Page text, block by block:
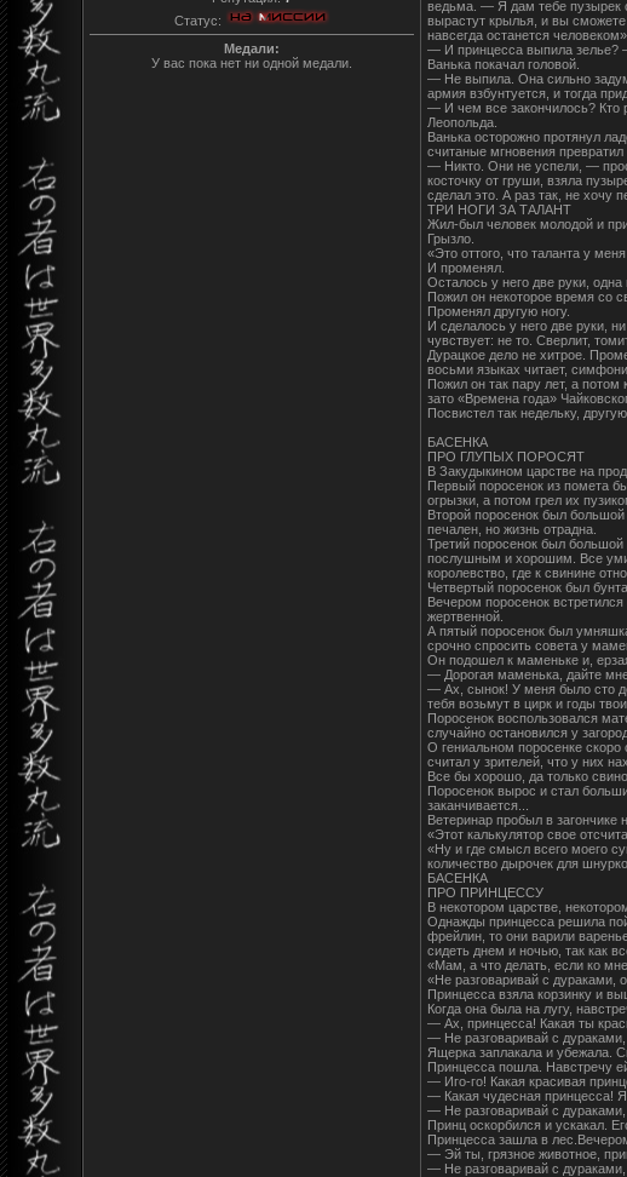
Статус:
Медали:
У вас пока нет ни одной медали.
ведьма. — Я дам тебе пузырек
вырастут крылья, и вы сможете
навсегда останется человеком».
— И принцесса выпила зелье?
Ванька покачал головой.
— Не выпила. Она сильно
армия взбунтуется, и тогда
— И чем все закончилось? Кто
Леопольда.
Ванька осторожно протянул
считаные мгновения
— Никто. Они не успели, —
косточку от груши, взяла
сделал это. А раз так, не хочу
ТРИ НОГИ ЗА ТАЛАНТ
Жил-был человек молодой и
Грызло.
«Это оттого, что таланта у
И променял.
Осталось у него две руки, одна
Пожил он некоторое время со
Променял другую ногу.
И сделалось у него две руки,
чувствует: не то. Сверлит,
Дурацкое дело не хитрое.
восьми языках читает,
Пожил он так пару лет, а
зато «Времена года»
Посвистел так недельку,
БАСЕНКА
ПРО ГЛУПЫХ ПОРОСЯТ
В Закудыкином царстве на
Первый поросенок из помета
огрызки, а потом грел их
Второй поросенок был
печален, но жизнь отрадна.
Третий поросенок был
послушным и хорошим. Все
королевство, где к свинине
Четвертый поросенок был
Вечером поросенок
жертвенной.
А пятый поросенок был
срочно спросить совета у
Он подошел к маменьке и,
— Дорогая маменька, дайте мне
— Ах, сынок! У меня было сто
тебя возьмут в цирк и годы
Поросенок воспользовался
случайно остановился у
О гениальном поросенке скоро
считал у зрителей, что у них
Все бы хорошо, да только
Поросенок вырос и стал
заканчивается...
Ветеринар пробыл в загончике
«Этот калькулятор свое
«Ну и где смысл всего моего
количество дырочек для
БАСЕНКА
ПРО ПРИНЦЕССУ
В некотором царстве,
Однажды принцесса решила
фрейлин, то они варили
сидеть днем и ночью, так как
«Мам, а что делать, если ко
«Не разговаривай с дураками,
Принцесса взяла корзинку и
Когда она была на лугу,
— Ах, принцесса! Какая ты
— Не разговаривай с
Ящерка заплакала и убежала.
Принцесса пошла. Навстречу
— Иго-го! Какая красивая
— Какая чудесная принцесса!
— Не разговаривай с
Принц оскорбился и ускакал.
Принцесса зашла в
— Эй ты, грязное животное,
— Не разговаривай с